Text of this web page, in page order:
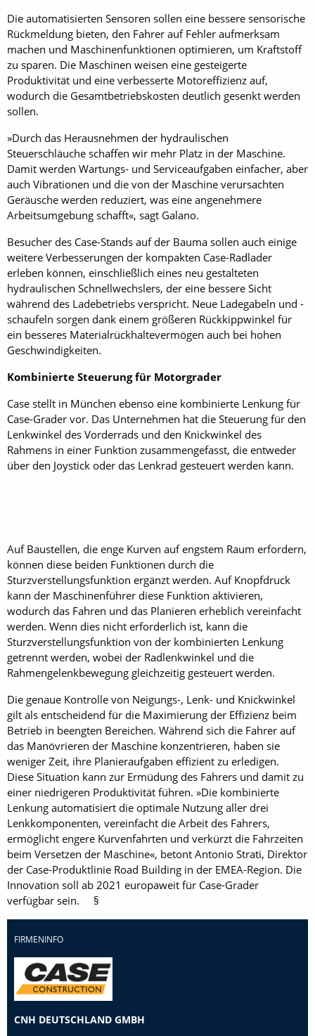
Die automatisierten Sensoren sollen eine bessere sensorische
Rückmeldung bieten, den Fahrer auf Fehler aufmerksam
machen und Maschinenfunktionen optimieren, um Kraftstoff
zu sparen. Die Maschinen weisen eine gesteigerte
Produktivität und eine verbesserte Motoreffizienz auf,
wodurch die Gesamtbetriebskosten deutlich gesenkt werden
sollen.
»Durch das Herausnehmen der hydraulischen
Steuerschläuche schaffen wir mehr Platz in der Maschine.
Damit werden Wartungs- und Serviceaufgaben einfacher, aber
auch Vibrationen und die von der Maschine verursachten
Geräusche werden reduziert, was eine angenehmere
Arbeitsumgebung schafft«, sagt Galano.
Besucher des Case-Stands auf der Bauma sollen auch einige
weitere Verbesserungen der kompakten Case-Radlader
erleben können, einschließlich eines neu gestalteten
hydraulischen Schnellwechslers, der eine bessere Sicht
während des Ladebetriebs verspricht. Neue Ladegabeln und -
schaufeln sorgen dank einem größeren Rückkippwinkel für
ein besseres Materialrückhaltevermögen auch bei hohen
Geschwindigkeiten.
Kombinierte Steuerung für Motorgrader
Case stellt in München ebenso ­eine kombinierte Lenkung für
Case-Grader vor. Das Unternehmen hat die Steuerung für den
Lenkwinkel des Vorderrads und den Knickwinkel des
Rahmens in einer Funktion zusammengefasst, die entweder
über den Joystick oder das Lenkrad gesteuert werden kann.
Auf Baustellen, die enge Kurven auf engstem Raum erfordern,
können diese beiden Funktionen durch die
Sturzverstellungsfunktion ergänzt werden. Auf Knopfdruck
kann der Maschinenführer diese Funktion ­aktivieren,
wodurch das Fahren und das Planieren erheblich vereinfacht
werden. Wenn dies nicht erforderlich ist, kann die
Sturzverstellungsfunktion von der kombinierten Lenkung
getrennt werden, wobei der Radlenkwinkel und die
Rahmengelenkbewegung gleichzeitig gesteuert werden.
Die genaue Kontrolle von Neigungs-, Lenk- und Knickwinkel
gilt als entscheidend für die Maximierung der Effizienz beim
Betrieb in beengten Bereichen. Während sich die Fahrer auf
das Manövrieren der Maschine konzentrieren, haben sie
weniger Zeit, ihre Planieraufgaben effizient zu erledigen.
Diese Situation kann zur Ermüdung des Fahrers und damit zu
einer niedrigeren Produktivität führen. »Die kombinierte
Lenkung automatisiert die optimale Nutzung aller drei
Lenkkomponenten, vereinfacht die Arbeit des Fahrers,
ermöglicht engere Kurvenfahrten und verkürzt die Fahrzeiten
beim Versetzen der Maschine«, betont Antonio Strati, Direktor
der Case-Produktlinie Road Building in der EMEA-Region. Die
Innovation soll ab 2021 europaweit für Case-Grader
verfügbar sein. §
FIRMENINFO
CNH DEUTSCHLAND GMBH